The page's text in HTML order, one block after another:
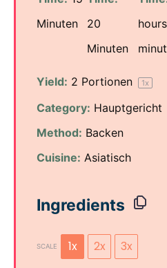
Minuten
20
Minuten
Yield: 2 Portionen 1x
Category: Hauptgericht
Method: Backen
Cuisine: Asiatisch
Ingredients
SCALE 1x 2x 3x